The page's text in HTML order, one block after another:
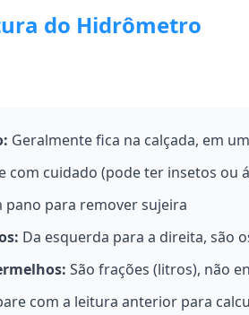
do Hidrômetro
Geralmente fica na calçada, em
com cuidado (pode ter insetos ou
pano para remover sujeira
Da esquerda para a direita, são
São frações (litros), não
com a leitura anterior para